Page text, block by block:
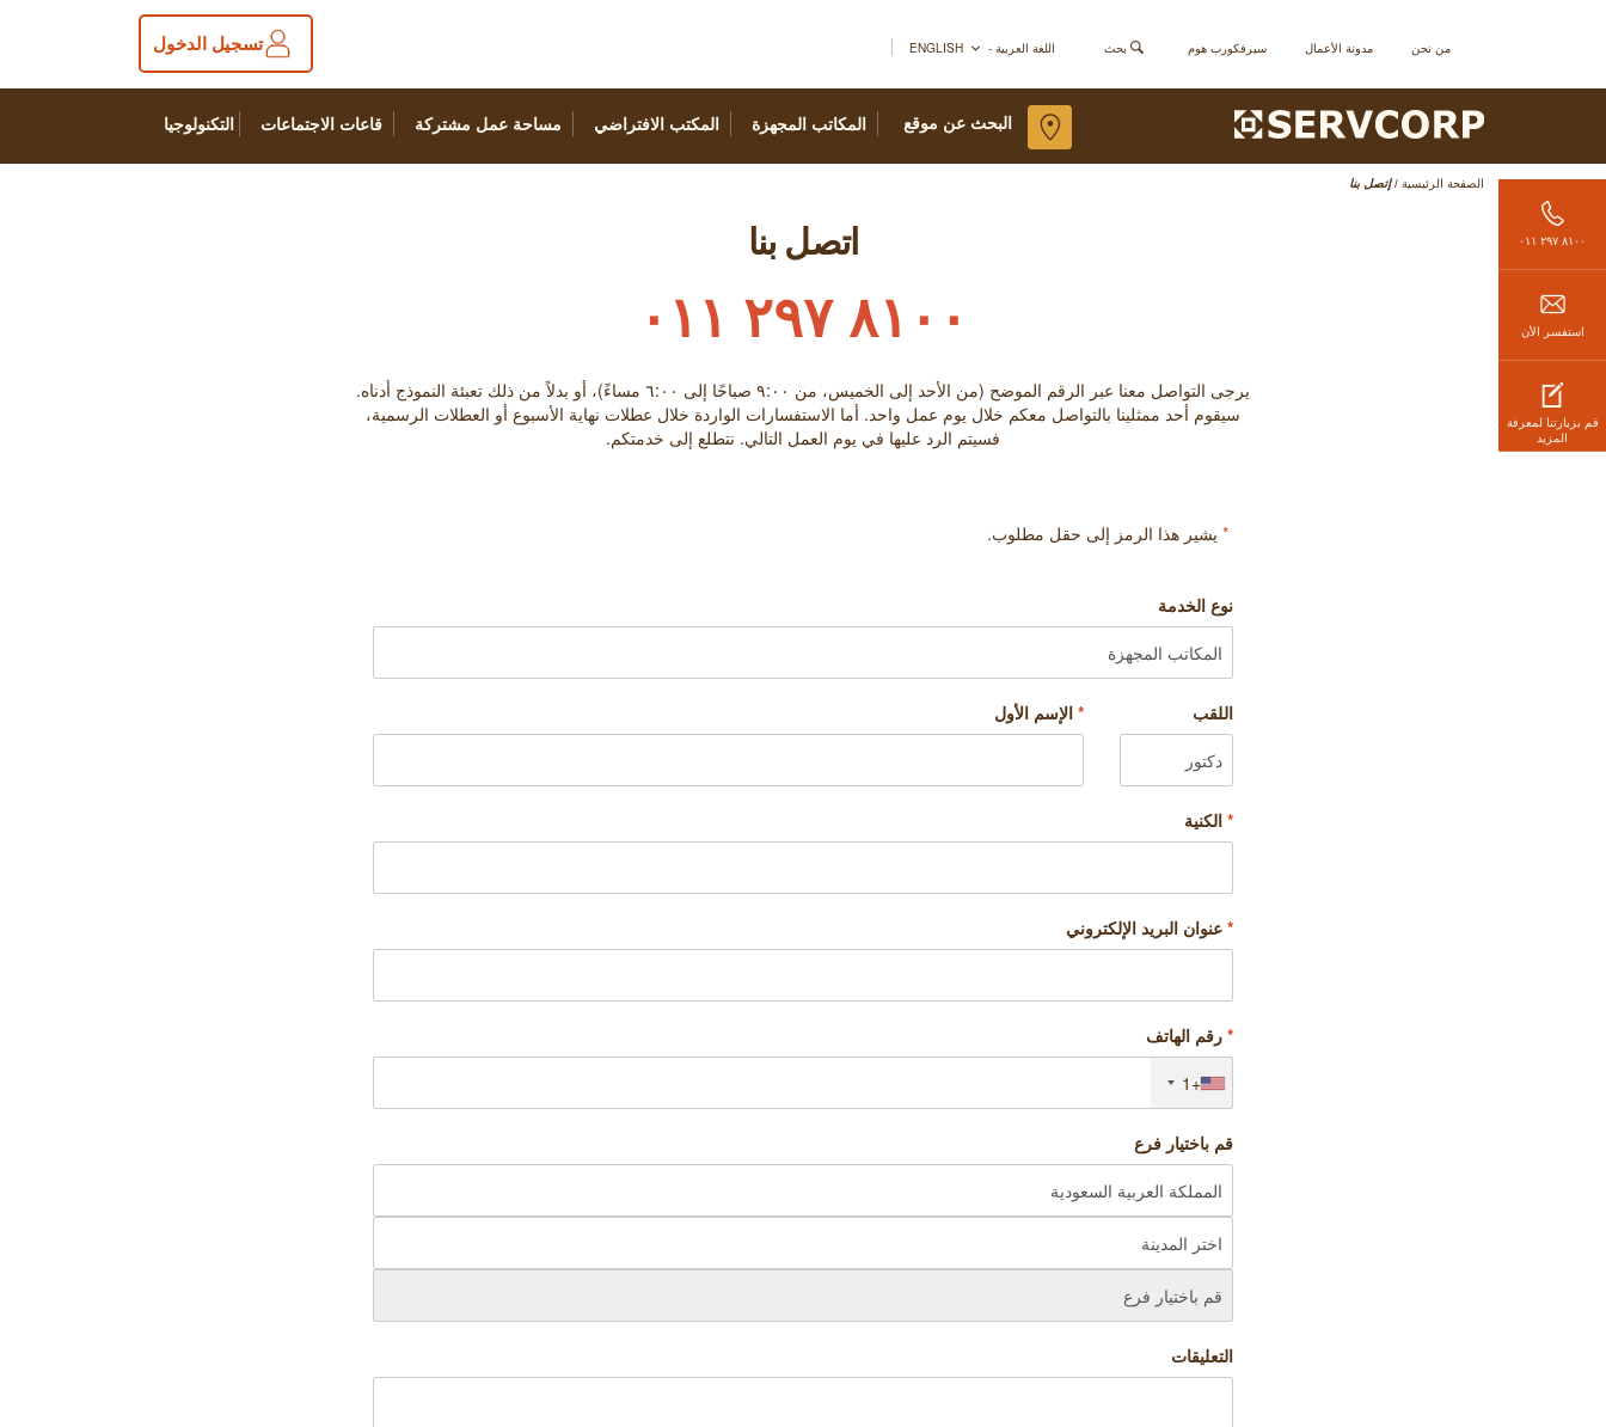
من نحن مدونة الأعمال سيرفكورب هوم بحث اللغة العربية - ENGLISH تسجيل الدخول
المكاتب المجهزة المكتب الافتراضي مساحة عمل مشتركة قاعات الاجتماعات التكنولوجيا البحث عن موقع
٨١٠٠ ٢٩٧ ٠١١
استفسر الأن
قم بزيارتنا لمعرفة
المزيد
الصفحة الرئيسية / إتصل بنا
اتصل بنا
٨١٠٠ ٢٩٧ ٠١١
يرجى التواصل معنا عبر الرقم الموضح (من الأحد إلى الخميس، من ٩:۰۰ صباحًا إلى ٦:۰۰ مساءً)، أو بدلاً من ذلك تعبئة النموذج أدناه.
سيقوم أحد ممثلينا بالتواصل معكم خلال يوم عمل واحد. أما الاستفسارات الواردة خلال عطلات نهاية الأسبوع أو العطلات الرسمية،
فسيتم الرد عليها في يوم العمل التالي. نتطلع إلى خدمتكم.
* يشير هذا الرمز إلى حقل مطلوب.
نوع الخدمة
اللقب * الإسم الأول
* الكنية
* عنوان البريد الإلكتروني
* رقم الهاتف
+1
قم باختيار فرع
التعليقات